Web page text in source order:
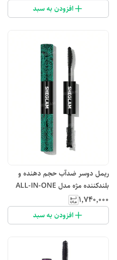
افزودن به سبد
ریمل دوسر ضدآب حجم دهنده و
بلندکننده مژه مدل ALL-IN-ONE
VOLUME AND LENGTH
MASCARA SHEGLAM
۱٬۷۴۰٬۰۰۰
افزودن به سبد